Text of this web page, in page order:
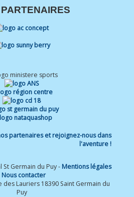
partenaires et rejoignez-nous dans
l'aventure !
St Germain du Puy - Mentions légales
Nous contacter
des Lauriers 18390 Saint Germain du
Puy